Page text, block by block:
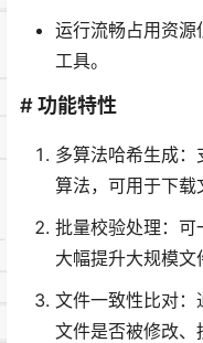
运行流畅占用资
工具。
# 功能特性
多算法哈希生成
算法，可用于下载
批量校验处理：可
大幅提升大规模文
文件一致性比对
文件是否被修改、